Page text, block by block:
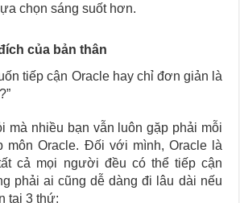
chọn sáng suốt hơn.
của bản thân
tiếp cận Oracle hay chỉ đơn giản là
mà nhiều bạn vẫn luôn gặp phải mỗi
môn Oracle. Đối với mình, Oracle là
cả mọi người đều có thể tiếp cận
phải ai cũng dễ dàng đi lâu dài nếu
tại 3 thứ: